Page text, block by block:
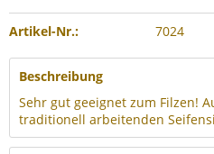
Artikel-Nr.: 7024
Beschreibung
Sehr gut geeignet zum Filzen!
traditionell arbeitenden